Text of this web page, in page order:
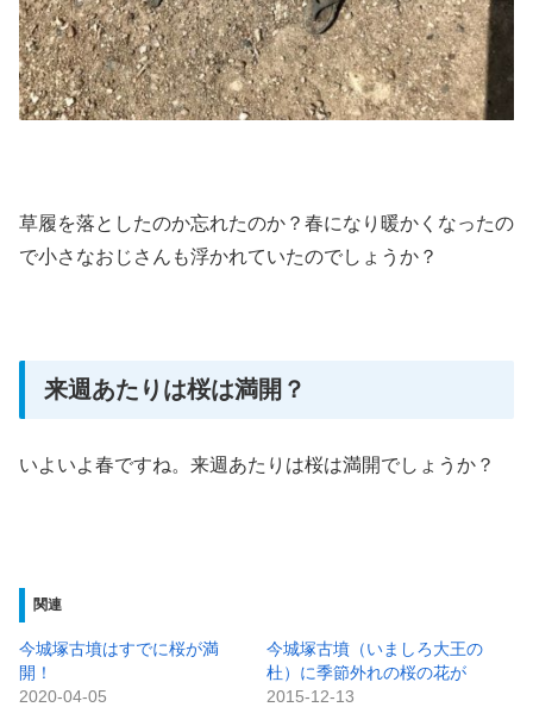
草履を落としたのか忘れたのか？春になり暖かくなったの
で小さなおじさんも浮かれていたのでしょうか？
来週あたりは桜は満開？
いよいよ春ですね。来週あたりは桜は満開でしょうか？
関連
今城塚古墳はすでに桜が満
開！
2020-04-05
今城塚古墳（いましろ大王の
杜）に季節外れの桜の花が
2015-12-13